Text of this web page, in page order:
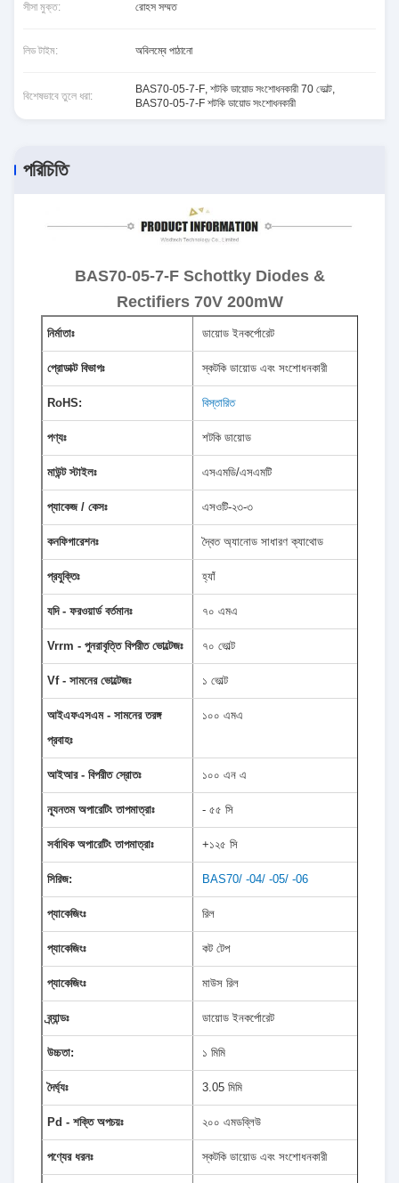
সীসা মুক্ত: রোহস সম্মত
লিড টাইম: অবিলম্বে পাঠানো
বিশেষভাবে তুলে ধরা:
BAS70-05-7-F, শটকি ডায়োড সংশোধনকারী 70 ভোল্ট,
BAS70-05-7-F শটকি ডায়োড সংশোধনকারী
পরিচিতি
BAS70-05-7-F Schottky Diodes &
Rectifiers 70V 200mW
নির্মাতাঃ ডায়োড ইনকর্পোরেট
প্রোডাক্ট বিভাগঃ স্কটকি ডায়োড এবং সংশোধনকারী
RoHS: বিস্তারিত
পণ্যঃ শটকি ডায়োড
মাউন্ট স্টাইলঃ এসএমডি/এসএমটি
প্যাকেজ / কেসঃ এসওটি-২৩-৩
কনফিগারেশনঃ দ্বৈত অ্যানোড সাধারণ ক্যাথোড
প্রযুক্তিঃ হ্যাঁ
যদি - ফরওয়ার্ড বর্তমানঃ ৭০ এমএ
Vrrm - পুনরাবৃত্তি বিপরীত ভোল্টেজঃ ৭০ ভোল্ট
Vf - সামনের ভোল্টেজঃ ১ ভোল্ট
আইএফএসএম - সামনের তরঙ্গ
প্রবাহঃ
১০০ এমএ
আইআর - বিপরীত স্রোতঃ ১০০ এন এ
ন্যূনতম অপারেটিং তাপমাত্রাঃ - ৫৫ সি
সর্বাধিক অপারেটিং তাপমাত্রাঃ +১২৫ সি
সিরিজ: BAS70/ -04/ -05/ -06
প্যাকেজিংঃ রিল
প্যাকেজিংঃ কট টেপ
প্যাকেজিংঃ মাউস রিল
ব্র্যান্ডঃ ডায়োড ইনকর্পোরেট
উচ্চতা: ১ মিমি
দৈর্ঘ্যঃ 3.05 মিমি
Pd - শক্তি অপচয়ঃ ২০০ এমডব্লিউ
পণ্যের ধরনঃ স্কটকি ডায়োড এবং সংশোধনকারী